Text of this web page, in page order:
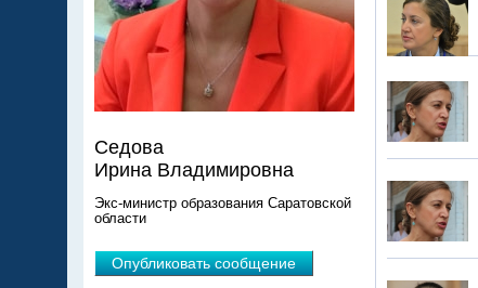
Седова
Ирина Владимировна
Экс-министр образования Саратовской
области
Опубликовать сообщение